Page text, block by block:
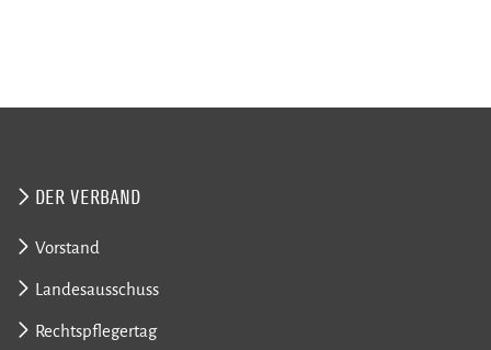
DER VERBAND
Vorstand
Landesausschuss
Rechtspflegertag